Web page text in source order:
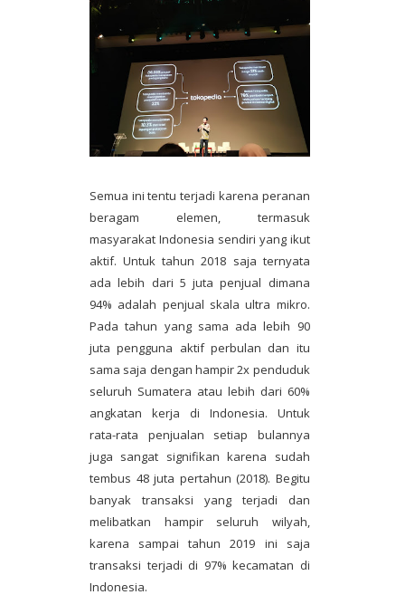
Semua ini tentu terjadi karena peranan
beragam elemen, termasuk
masyarakat Indonesia sendiri yang ikut
aktif. Untuk tahun 2018 saja ternyata
ada lebih dari 5 juta penjual dimana
94% adalah penjual skala ultra mikro.
Pada tahun yang sama ada lebih 90
juta pengguna aktif perbulan dan itu
sama saja dengan hampir 2x penduduk
seluruh Sumatera atau lebih dari 60%
angkatan kerja di Indonesia. Untuk
rata-rata penjualan setiap bulannya
juga sangat signifikan karena sudah
tembus 48 juta pertahun (2018). Begitu
banyak transaksi yang terjadi dan
melibatkan hampir seluruh wilyah,
karena sampai tahun 2019 ini saja
transaksi terjadi di 97% kecamatan di
Indonesia.